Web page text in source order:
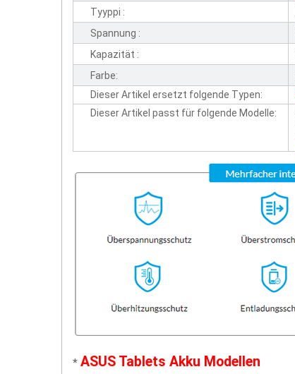
Tyyppi :
Spannung :
Kapazität :
Farbe:
Dieser Artikel ersetzt folgende Typen:
Dieser Artikel passt für folgende Modelle:
* ASUS Tablets Akku Modellen